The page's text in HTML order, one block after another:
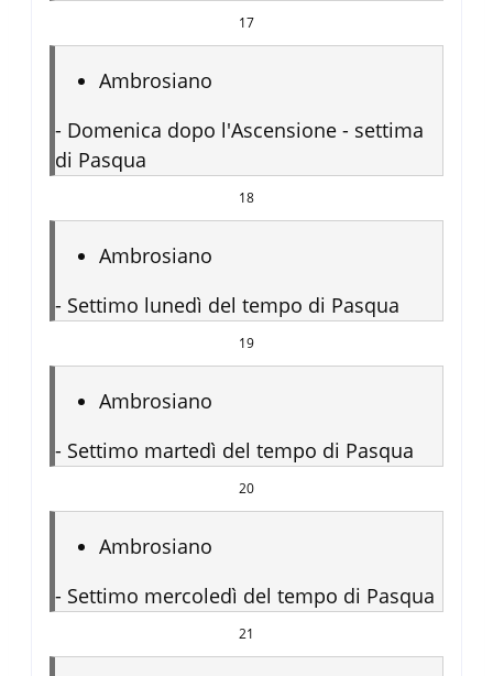
17
Ambrosiano
- Domenica dopo l'Ascensione - settima
di Pasqua
18
Ambrosiano
- Settimo lunedì del tempo di Pasqua
19
Ambrosiano
- Settimo martedì del tempo di Pasqua
20
Ambrosiano
- Settimo mercoledì del tempo di Pasqua
21